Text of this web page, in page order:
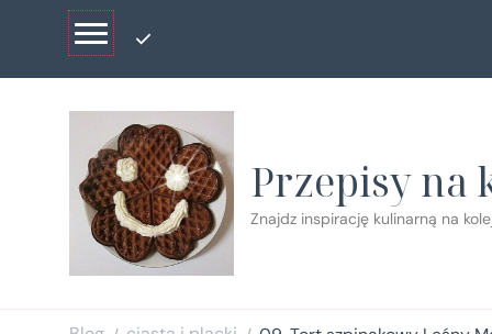
Przepisy na
Znajdz inspirację kulinarną na